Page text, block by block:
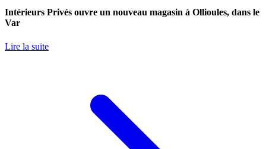
Intérieurs Privés ouvre un nouveau magasin à Ollioules, dans le
Var
Lire la suite